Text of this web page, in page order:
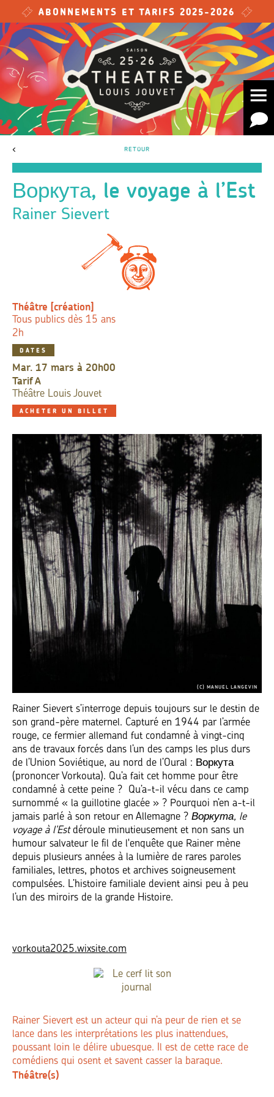
Skip to main content
ABONNEMENTS ET TARIFS 2025-2026
< RETOUR
Воркута, le voyage à l’Est
Rainer Sievert
Théâtre [création]
Tous publics dès 15 ans
2h
DATES
mar. 17 mars à 20h00
TarifA
Théâtre Louis Jouvet
ACHETER UN BILLET
(C) MANUEL LANGEVIN
Rainer Sievert s’interroge depuis toujours sur le destin de
son grand-père maternel. Capturé en 1944 par l’armée
rouge, ce fermier allemand fut condamné à vingt-cinq
ans de travaux forcés dans l’un des camps les plus durs
de l’Union Soviétique, au nord de l’Oural : Воркута
(prononcer Vorkouta). Qu’a fait cet homme pour être
condamné à cette peine ? Qu’a-t-il vécu dans ce camp
surnommé « la guillotine glacée » ? Pourquoi n’en a-t-il
jamais parlé à son retour en Allemagne ? Воркута, le
voyage à l'Estdéroule minutieusement et non sans un
humour salvateur le fil de l'enquête que Rainer mène
depuis plusieurs années à la lumière de rares paroles
familiales, lettres, photos et archives soigneusement
compulsées. L’histoire familiale devient ainsi peu à peu
l’un des miroirs de la grande Histoire.
vorkouta2025.wixsite.com
Rainer Sievert est un acteur qui n’a peur de rien et se
lance dans les interprétations les plus inattendues,
poussant loin le délire ubuesque. Il est de cette race de
comédiens qui osent et savent casser la baraque.
Théâtre(s)